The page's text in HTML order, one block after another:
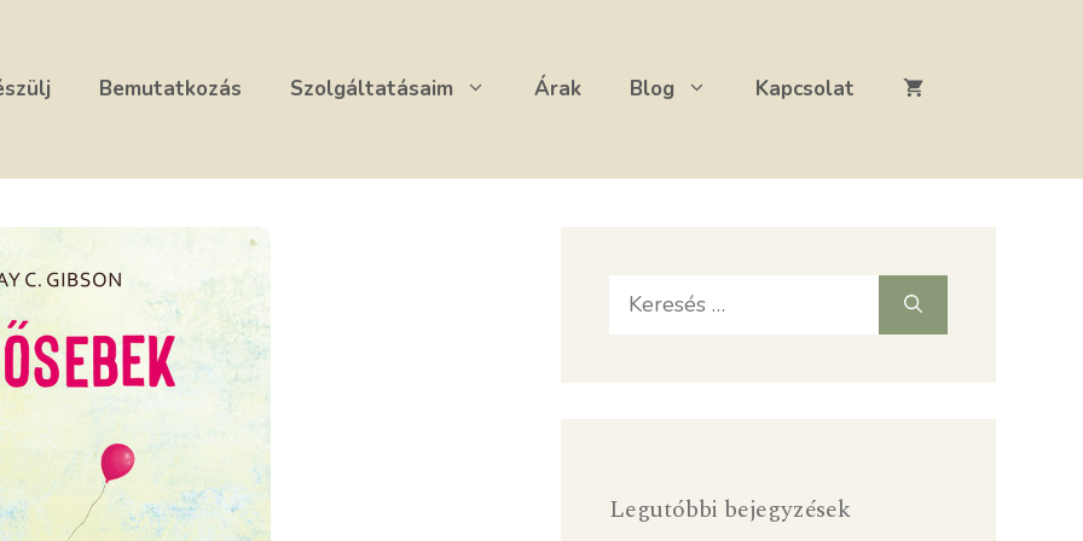
Bemutatkozás Szolgáltatásaim Árak Blog Kapcsolat
Keresés:
Legutóbbi bejegyzések